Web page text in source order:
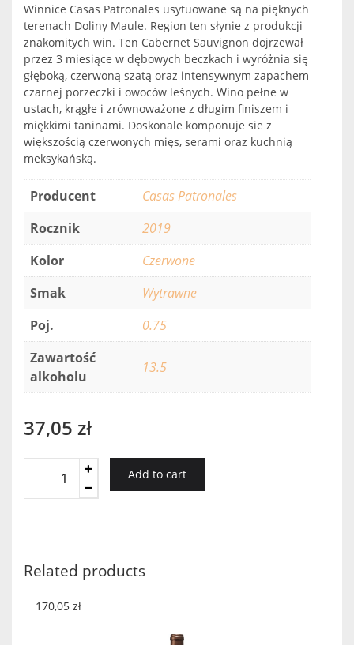
Winnice Casas Patronales usytuowane są na pięknych
terenach Doliny Maule. Region ten słynie z produkcji
znakomitych win. Ten Cabernet Sauvignon dojrzewał
przez 3 miesiące w dębowych beczkach i wyróżnia się
głęboką, czerwoną szatą oraz intensywnym zapachem
czarnej porzeczki i owoców leśnych. Wino pełne w
ustach, krągłe i zrównoważone z długim finiszem i
miękkimi taninami. Doskonale komponuje sie z
większością czerwonych mięs, serami oraz kuchnią
meksykańską.
Producent
Casas Patronales
Rocznik
2019
Kolor
Czerwone
Smak
Wytrawne
Poj.
0.75
Zawartość
alkoholu
13.5
37,05 zł
Patronales
Sauvignon
2019
quantity
Add to cart
Related products
170,05 zł